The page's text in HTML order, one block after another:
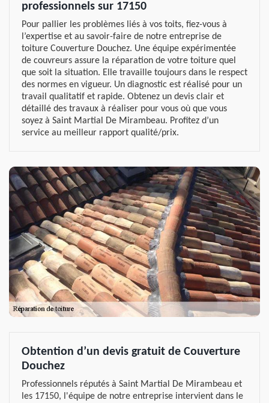
professionnels sur 17150
Pour pallier les problèmes liés à vos toits, fiez-vous à
l’expertise et au savoir-faire de notre entreprise de
toiture Couverture Douchez. Une équipe expérimentée
de couvreurs assure la réparation de votre toiture quel
que soit la situation. Elle travaille toujours dans le respect
des normes en vigueur. Un diagnostic est réalisé pour un
travail qualitatif et rapide. Obtenez un devis clair et
détaillé des travaux à réaliser pour vous où que vous
soyez à Saint Martial De Mirambeau. Profitez d’un
service au meilleur rapport qualité/prix.
Obtention d’un devis gratuit de Couverture
Douchez
Professionnels réputés à Saint Martial De Mirambeau et
les 17150, l'équipe de notre entreprise intervient dans le